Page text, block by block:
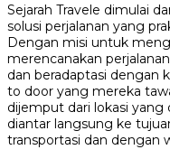
Sejarah Travele dimulai
solusi perjalanan yang
Dengan misi untuk
merencanakan
dan beradaptasi dengan
to door yang mereka
dijemput dari lokasi yang
diantar langsung ke
transportasi dan dengan